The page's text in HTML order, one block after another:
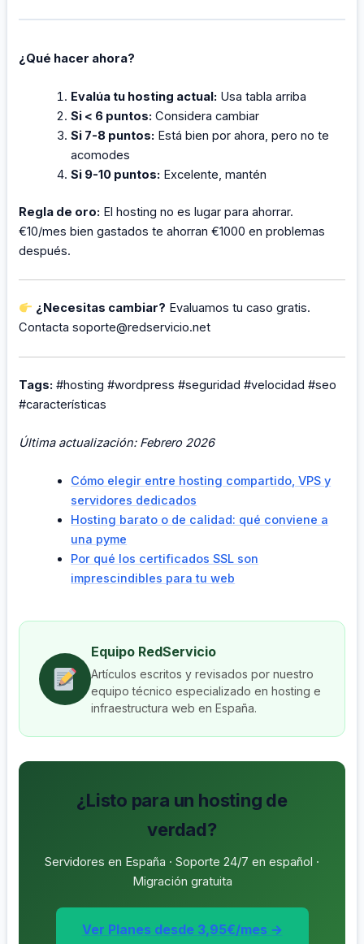
¿Qué hacer ahora?
Evalúa tu hosting actual: Usa tabla arriba
Si < 6 puntos: Considera cambiar
Si 7-8 puntos: Está bien por ahora, pero no te
acomodes
Si 9-10 puntos: Excelente, mantén
Regla de oro: El hosting no es lugar para ahorrar.
€10/mes bien gastados te ahorran €1000 en problemas
después.
¿Necesitas cambiar? Evaluamos tu caso gratis.
Contactasoporte@redservicio.net
Tags: #hosting #wordpress #seguridad #velocidad #seo
#características
Última actualización: Febrero 2026
Cómo elegir entre hosting compartido, VPS y
servidores dedicados
Hosting barato o de calidad: qué conviene a
una pyme
Por qué los certificados SSL son
imprescindibles para tu web
Equipo RedServicio
Artículos escritos y revisados por nuestro
equipo técnico especializado en hosting e
infraestructura web en España.
¿Listo para un hosting de
verdad?
Servidores en España · Soporte 24/7 en español ·
Migración gratuita
Ver Planes desde 3,95€/mes →